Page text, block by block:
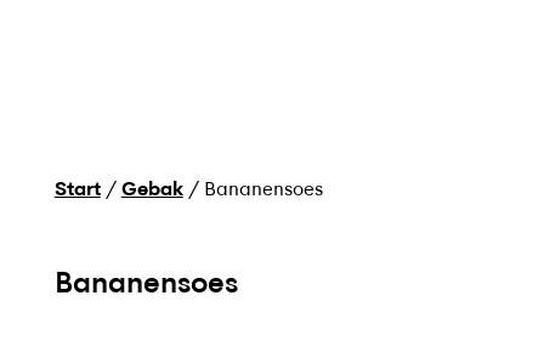
Start/ Gebak/ Bananensoes
Bananensoes